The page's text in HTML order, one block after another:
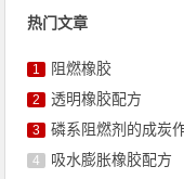
热门文章
1 阻燃橡胶
2 透明橡胶配方
3 磷系阻燃剂的成炭
4 吸水膨胀橡胶配方